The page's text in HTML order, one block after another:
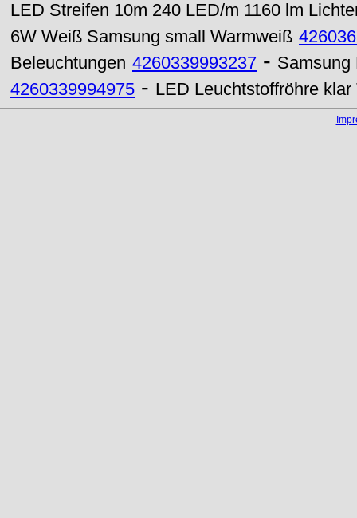
LED Streifen 10m 240 LED/m 1160 lm
6W Weiß Samsung small Warmweiß
Beleuchtungen 4260339993237 - Samsung
4260339994975 - LED Leuchtstoffröhre